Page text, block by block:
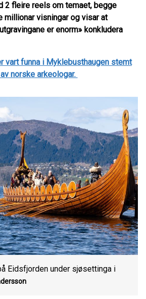
2 fleire reels om temaet, begge
millionar visningar og visar at
er enorm» konkludera
vart funna i Myklebusthaugen stemt
norske arkeologar.
Eidsfjorden under sjøsettinga i